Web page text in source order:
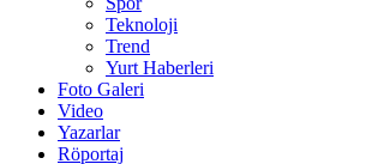
Teknoloji
Trend
Yurt Haberleri
Foto Galeri
Video
Yazarlar
Röportaj